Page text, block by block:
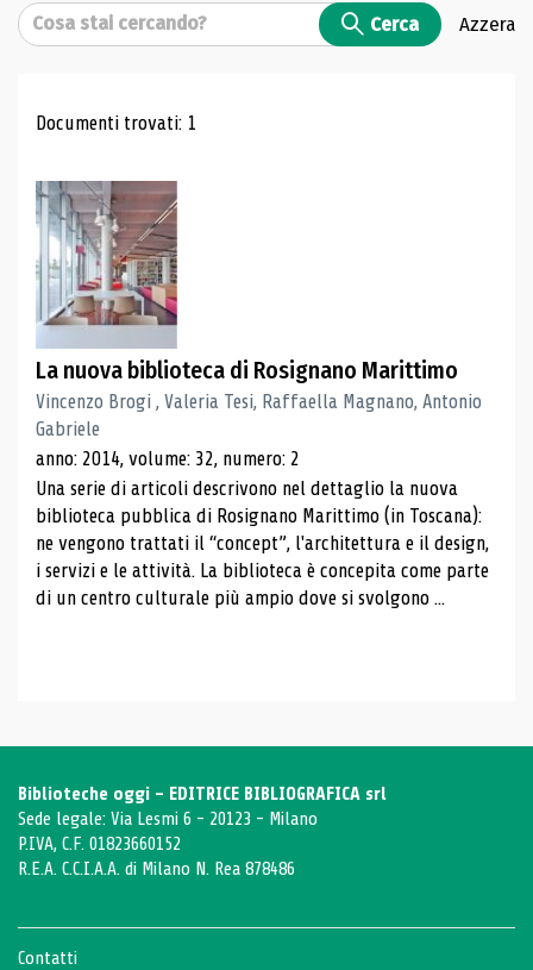
Cerca Cerca Azzera
Risultati di ricerca
Documenti trovati: 1
La nuova biblioteca di Rosignano Marittimo
Vincenzo Brogi , Valeria Tesi, Raffaella Magnano, Antonio
Gabriele
anno: 2014, volume: 32, numero: 2
Una serie di articoli descrivono nel dettaglio la nuova
biblioteca pubblica di Rosignano Marittimo (in Toscana):
ne vengono trattati il ​​“concept”, l'architettura e il design,
i servizi e le attività. La biblioteca è concepita come parte
di un centro culturale più ampio dove si svolgono ...
Biblioteche oggi - EDITRICE BIBLIOGRAFICA srl
Sede legale: Via Lesmi 6 - 20123 - Milano
P.IVA, C.F. 01823660152
R.E.A. C.C.I.A.A. di Milano N. Rea 878486
Contatti